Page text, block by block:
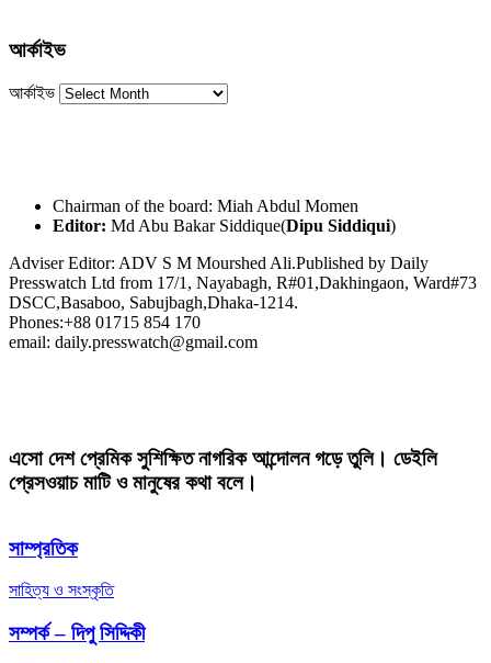
আর্কাইভ
আর্কাইভ
Chairman of the board: Miah Abdul Momen
Editor: Md Abu Bakar Siddique(Dipu Siddiqui)
Adviser Editor: ADV S M Mourshed Ali.Published by Daily
Presswatch Ltd from 17/1, Nayabagh, R#01,Dakhingaon, Ward#73
DSCC,Basaboo, Sabujbagh,Dhaka-1214.
Phones:+88 01715 854 170
email: daily.presswatch@gmail.com
এসো দেশ প্রেমিক সুশিক্ষিত নাগরিক আন্দোলন গড়ে তুলি। ডেইলি
প্রেসওয়াচ মাটি ও মানুষের কথা বলে।
সাম্প্রতিক
সাহিত্য ও সংস্কৃতি
সম্পর্ক – দিপু সিদ্দিকী